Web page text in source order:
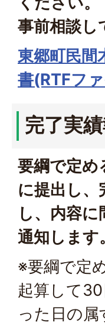
事前相談し
東郷町民間
書(RTFフ
完了実
要綱で定め
に提出し、
し、内容
通知します。
※要綱で定
起算して
った日の